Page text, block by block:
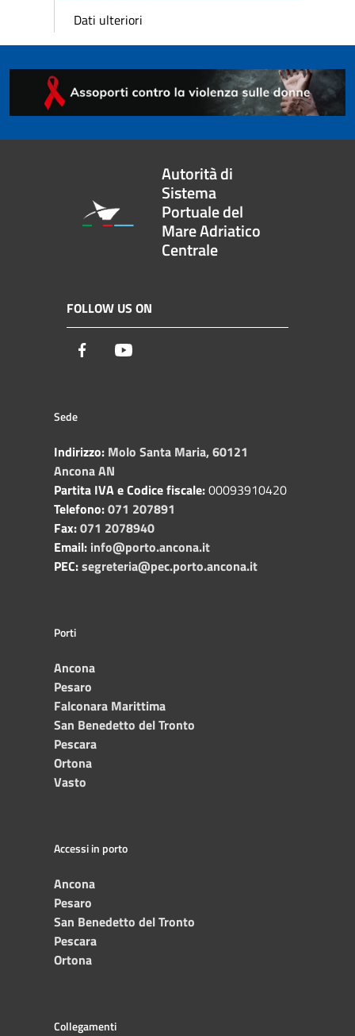
Dati ulteriori
Autorità di
Sistema
Portuale del
Mare Adriatico
Centrale
FOLLOW US ON
Facebook
Sede
Indirizzo: Molo Santa Maria, 60121
Ancona AN
Partita IVA e Codice fiscale:00093910420
Telefono:071 207891
Fax:071 2078940
Email: info@porto.ancona.it
PEC:segreteria@pec.porto.ancona.it
Porti
Ancona
Pesaro
Falconara Marittima
San Benedetto del Tronto
Pescara
Ortona
Vasto
Accessi in porto
Ancona
Pesaro
San Benedetto del Tronto
Pescara
Ortona
Collegamenti